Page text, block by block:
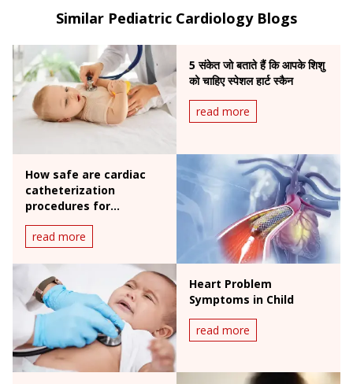
surgery, extracorporeal life support, and pediatric
cardiac transplantation.
Similar Pediatric Cardiology Blogs
5 संकेत जो बताते हैं कि आपके शिशु
को चाहिए स्पेशल हार्ट स्कैन
read more
How safe are cardiac
catheterization
procedures for
read more
Heart Problem
Symptoms in Child
read more